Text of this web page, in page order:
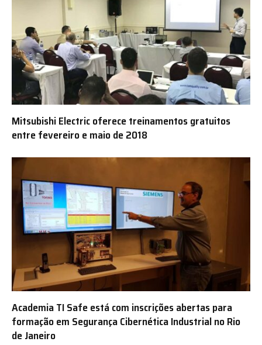
Mitsubishi Electric oferece treinamentos gratuitos
entre fevereiro e maio de 2018
Academia TI Safe está com inscrições abertas para
formação em Segurança Cibernética Industrial no Rio
de Janeiro